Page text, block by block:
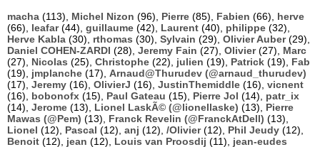
macha (113), Michel Nizon (96), Pierre (85), Fabien (66), herve
(66), leafar(44), guillaume (42), Laurent (40), philippe (32),
Herve Kabla (30), rthomas (30), Sylvain (29), Olivier Auber(29),
Daniel COHEN-ZARDI (28), Jeremy Fain (27), Olivier(27), Marc
(27), Nicolas (25), Christophe (22), julien (19), Patrick (19), Fab
(19), jmplanche (17), Arnaud@Thurudev (@arnaud_thurudev)
(17), Jeremy (16), OlivierJ (16), JustinThemiddle (16), vicnent
(16), bobonofx (15), Paul Gateau (15), Pierre Jol (14), patr_ix
(14), Jerome (13), Lionel LaskÃ© (@lionellaske) (13), Pierre
Mawas (@Pem) (13), Franck Revelin (@FranckAtDell) (13),
Lionel (12), Pascal (12), anj (12), /Olivier(12), Phil Jeudy (12),
Benoit (12), jean (12), Louis van Proosdij (11), jean-eudes